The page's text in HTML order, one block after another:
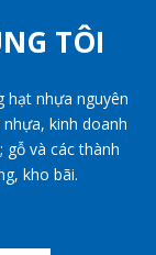
TÔI
hạt nhựa nguyên
kinh doanh
gỗ và các thành
kho bãi.